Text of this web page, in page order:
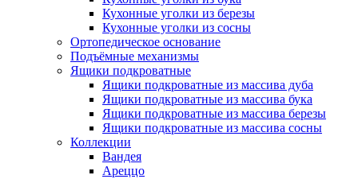
Кухонные уголки из березы
Кухонные уголки из сосны
Ортопедическое основание
Подъёмные механизмы
Ящики подкроватные
Ящики подкроватные из массива дуба
Ящики подкроватные из массива бука
Ящики подкроватные из массива березы
Ящики подкроватные из массива сосны
Коллекции
Вандея
Ареццо